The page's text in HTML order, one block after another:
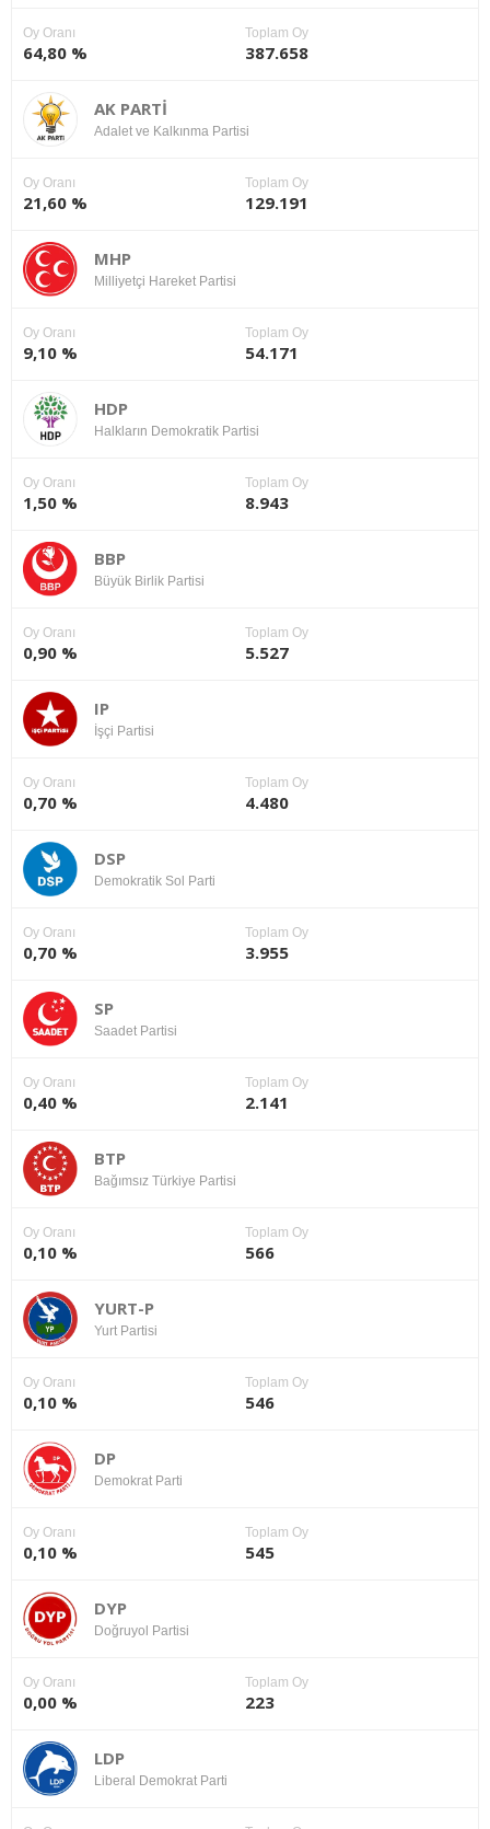
Oy Oranı
64,80 %
Toplam Oy
387.658
AK PARTİ
Adalet ve Kalkınma Partisi
Oy Oranı
21,60 %
Toplam Oy
129.191
MHP
Milliyetçi Hareket Partisi
Oy Oranı
9,10 %
Toplam Oy
54.171
HDP
Halkların Demokratik Partisi
Oy Oranı
1,50 %
Toplam Oy
8.943
BBP
Büyük Birlik Partisi
Oy Oranı
0,90 %
Toplam Oy
5.527
IP
İşçi Partisi
Oy Oranı
0,70 %
Toplam Oy
4.480
DSP
Demokratik Sol Parti
Oy Oranı
0,70 %
Toplam Oy
3.955
SP
Saadet Partisi
Oy Oranı
0,40 %
Toplam Oy
2.141
BTP
Bağımsız Türkiye Partisi
Oy Oranı
0,10 %
Toplam Oy
566
YURT-P
Yurt Partisi
Oy Oranı
0,10 %
Toplam Oy
546
DP
Demokrat Parti
Oy Oranı
0,10 %
Toplam Oy
545
DYP
Doğruyol Partisi
Oy Oranı
0,00 %
Toplam Oy
223
LDP
Liberal Demokrat Parti